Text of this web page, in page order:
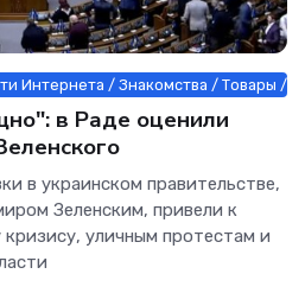
Интернета / Знакомства / Товары /
в Раде оценили
в украинском правительстве,
Зеленским, привели к
уличным протестам и